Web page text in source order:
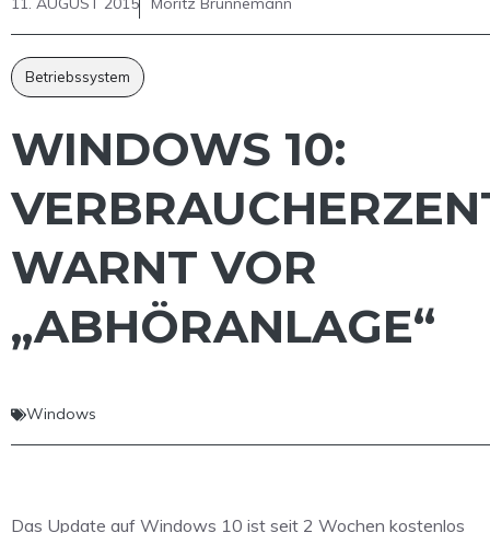
Betriebssystem
WINDOWS 10:
WARNT VOR
„ABHÖRANLAGE“
Windows
Das Update auf Windows 10 ist seit 2 Wochen kostenlos